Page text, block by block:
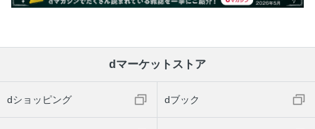
dマーケットストア
dショッピング dブック